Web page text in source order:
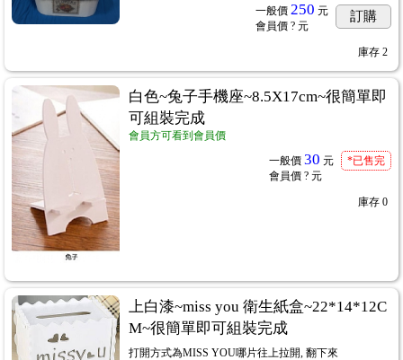
棉紙...297
用紙棉紙...285
一般價 250 元
會員價 ? 元
訂購
庫存 2
白色~兔子手機座~8.5X17cm~很簡單即
可組裝完成
會員方可看到會員價
一般價 30 元
會員價 ? 元
*已售完
庫存 0
上白漆~miss you 衛生紙盒~22*14*12C
M~很簡單即可組裝完成
打開方式為MISS YOU哪片往上拉開, 翻下來